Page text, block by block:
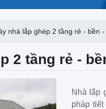
nhà lắp ghép 2 tầng rẻ - bền -
2 tầng rẻ -
Nhà lắp
pháp